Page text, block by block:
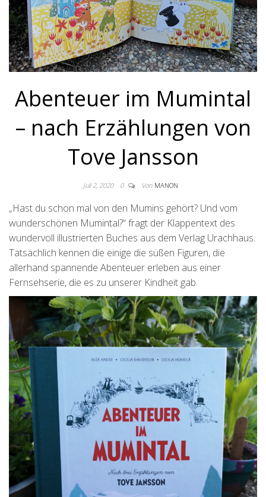
Abenteuer im Mumintal
– nach Erzählungen von
Tove Jansson
Juli 2, 2020 0 Von MANON
„Hast du schon mal von den Mumins gehört? Und vom
wunderschönen Mumintal?“ fragt der Klappentext des
wundervoll illustrierten Buches aus dem Verlag Urachhaus.
Tatsächlich kennen die einige die süßen Figuren, die
allerhand spannende Abenteuer erleben aus einer
Fernsehserie, die es zu unserer Kindheit gab.